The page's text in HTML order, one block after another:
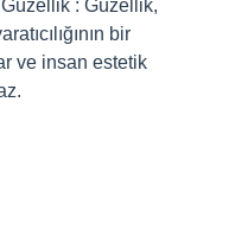
: Güzellik,
bir
ve insan estetik